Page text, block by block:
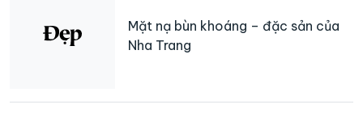
Mặt nạ bùn khoáng – đặc sản của
Nha Trang